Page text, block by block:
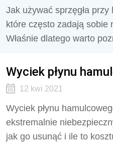
Jak używać sprzęgła
które często zadają sobie
Właśnie dlatego warto
Wyciek płynu
12 kwi 2021
Wyciek płynu
ekstremalnie
jak go usunąć i ile to